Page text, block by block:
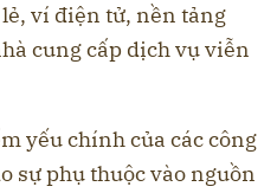
ví điện tử, nền tảng
cung cấp dịch vụ viễn
yếu chính của các công
sự phụ thuộc vào nguồn